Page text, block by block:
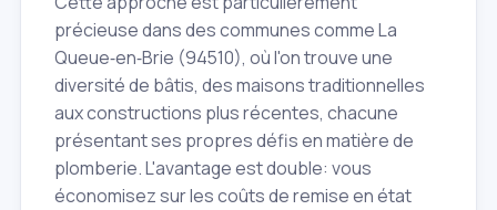
précieuse dans des communes comme La
Queue‑en‑Brie (94510), où l'on trouve une
diversité de bâtis, des maisons traditionnelles
aux constructions plus récentes, chacune
présentant ses propres défis en matière de
plomberie. L'avantage est double: vous
économisez sur les coûts de remise en état